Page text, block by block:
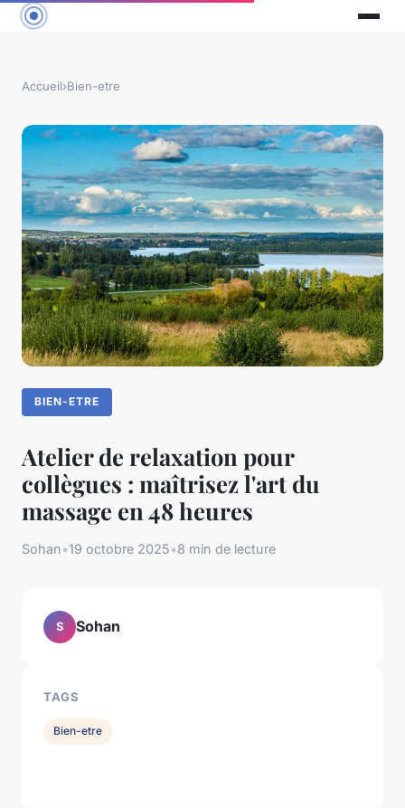
Accueil›Bien-etre
BIEN-ETRE
Atelier de relaxation pour
collègues : maîtrisez l'art du
massage en 48 heures
Sohan•19 octobre 2025•8 min de lecture
S Sohan
TAGS
Bien-etre